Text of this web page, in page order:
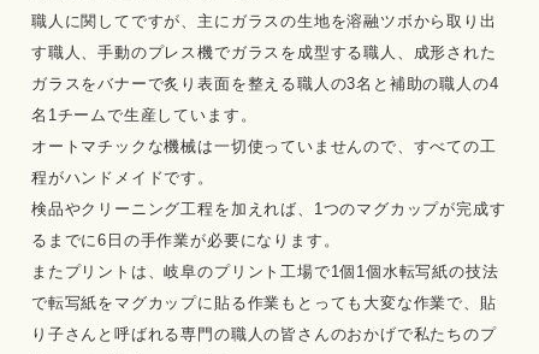
職人に関してですが、主にガラスの生地を溶融ツボから取り出
す職人、手動のプレス機でガラスを成型する職人、成形された
ガラスをバナーで炙り表面を整える職人の3名と補助の職人の4
名1チームで生産しています。
オートマチックな機械は一切使っていませんので、すべての工
程がハンドメイドです。
検品やクリーニング工程を加えれば、1つのマグカップが完成す
るまでに6日の手作業が必要になります。
またプリントは、岐阜のプリント工場で1個1個水転写紙の技法
で転写紙をマグカップに貼る作業もとっても大変な作業で、貼
り子さんと呼ばれる専門の職人の皆さんのおかげで私たちのプ